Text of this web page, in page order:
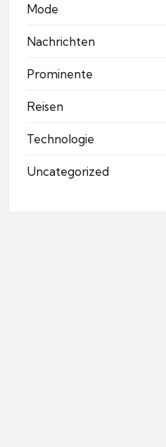
Mode
Nachrichten
Prominente
Reisen
Technologie
Uncategorized